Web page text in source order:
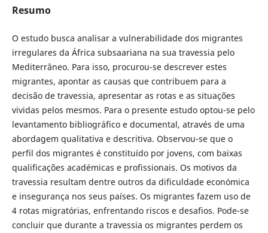
Resumo
O estudo busca analisar a vulnerabilidade dos migrantes
irregulares da África subsaariana na sua travessia pelo
Mediterrâneo. Para isso, procurou-se descrever estes
migrantes, apontar as causas que contribuem para a
decisão de travessia, apresentar as rotas e as situações
vividas pelos mesmos. Para o presente estudo optou-se pelo
levantamento bibliográfico e documental, através de uma
abordagem qualitativa e descritiva. Observou-se que o
perfil dos migrantes é constituído por jovens, com baixas
qualificações académicas e profissionais. Os motivos da
travessia resultam dentre outros da dificuldade económica
e insegurança nos seus países. Os migrantes fazem uso de
4 rotas migratórias, enfrentando riscos e desafios. Pode-se
concluir que durante a travessia os migrantes perdem os